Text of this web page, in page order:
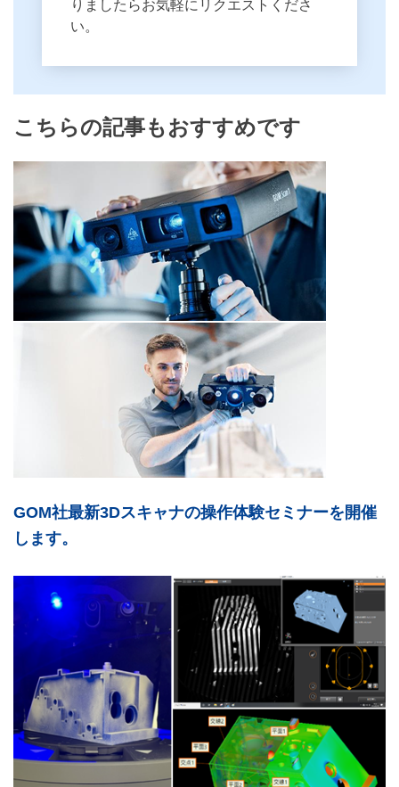
りましたらお気軽にリクエストくださ
い。
こちらの記事もおすすめです
GOM社最新3Dスキャナの操作体験セミナーを開催
します。